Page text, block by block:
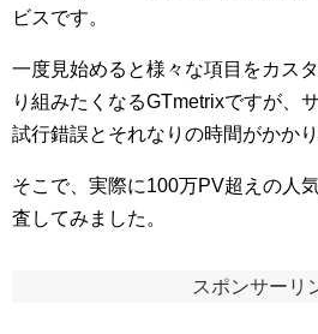
ビスです。
一度見始めると様々な項目をカス
り組みたくなるGTmetrixですが、
試行錯誤とそれなりの時間がかかり
そこで、実際に100万PV超えの人
査してみました。
スポンサーリ